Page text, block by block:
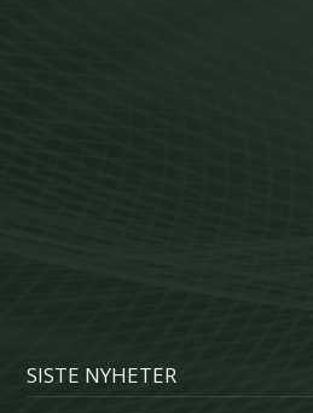
SISTE NYHETER